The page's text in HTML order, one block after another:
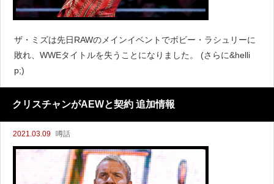
ザ・ミズは先日RAWのメインイベントでボビー・ラシュリーに
敗れ、WWEタイトルを失うことになりました。 (さらに&helli
p;)
クリスチャンがAEWと契約 追加情報
2021.03.09 噂話